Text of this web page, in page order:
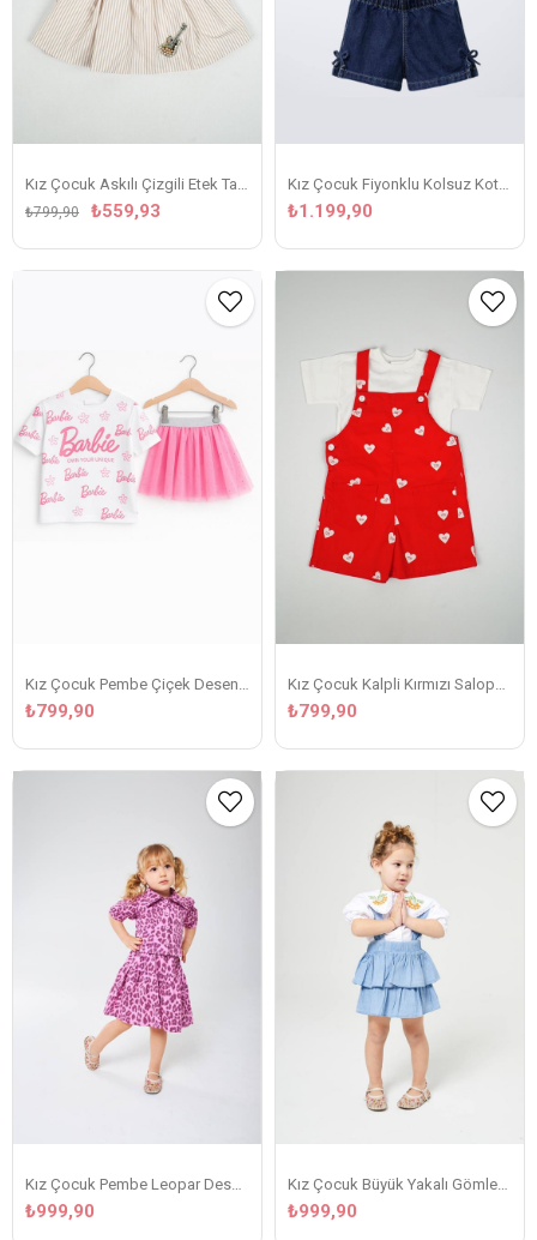
Kız Çocuk Askılı Çizgili Etek Takım – Tişörtlü 2'li Kombin
₺559,93
₺799,90
Kız Çocuk Fiyonklu Kolsuz Kot Takım
₺1.199,90
Kız Çocuk Pembe Çiçek Desenli Tişört ve Simli Tütülü Etek Takımı
₺799,90
Kız Çocuk Kalpli Kırmızı Salopet & Beyaz Tişört Takımı(Büyük Kalıp)
₺799,90
Kız Çocuk Pembe Leopar Desenli Takım
₺999,90
Kız Çocuk Büyük Yakalı Gömlekli Fırfır Etekli Takim
₺999,90